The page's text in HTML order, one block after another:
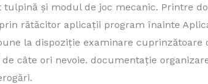
tulpină și modul de joc mecanic. Printre
rătăcitor aplicații program înainte
la dispoziție examinare
câte ori nevoie. documentație